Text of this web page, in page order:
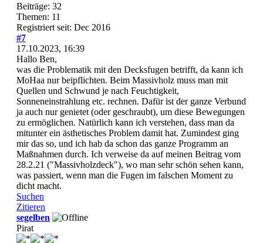
Beiträge: 32
Themen: 11
Registriert seit: Dec 2016
#7
17.10.2023, 16:39
Hallo Ben,
was die Problematik mit den Decksfugen betrifft, da kann ich
MoHaa nur beipflichten. Beim Massivholz muss man mit
Quellen und Schwund je nach Feuchtigkeit,
Sonneneinstrahlung etc. rechnen. Dafür ist der ganze Verbund
ja auch nur genietet (oder geschraubt), um diese Bewegungen
zu ermöglichen. Natürlich kann ich verstehen, dass man da
mitunter ein ästhetisches Problem damit hat. Zumindest ging
mir das so, und ich hab da schon das ganze Programm an
Maßnahmen durch. Ich verweise da auf meinen Beitrag vom
28.2.21 ("Massivholzdeck"), wo man sehr schön sehen kann,
was passiert, wenn man die Fugen im falschen Moment zu
dicht macht.
Suchen
Zitieren
segelben
Pirat